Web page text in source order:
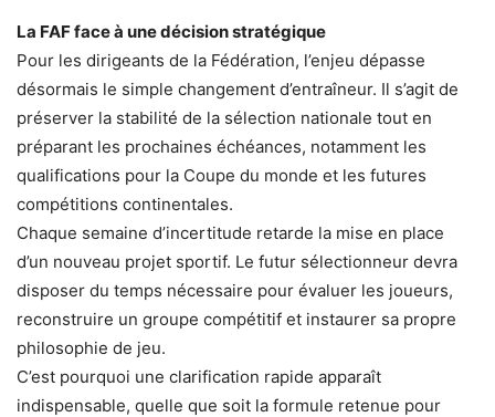
La FAF face à une décision stratégique
Pour les dirigeants de la Fédération, l’enjeu dépasse
désormais le simple changement d’entraîneur. Il s’agit de
préserver la stabilité de la sélection nationale tout en
préparant les prochaines échéances, notamment les
qualifications pour la Coupe du monde et les futures
compétitions continentales.
Chaque semaine d’incertitude retarde la mise en place
d’un nouveau projet sportif. Le futur sélectionneur devra
disposer du temps nécessaire pour évaluer les joueurs,
reconstruire un groupe compétitif et instaurer sa propre
philosophie de jeu.
C’est pourquoi une clarification rapide apparaît
indispensable, quelle que soit la formule retenue pour